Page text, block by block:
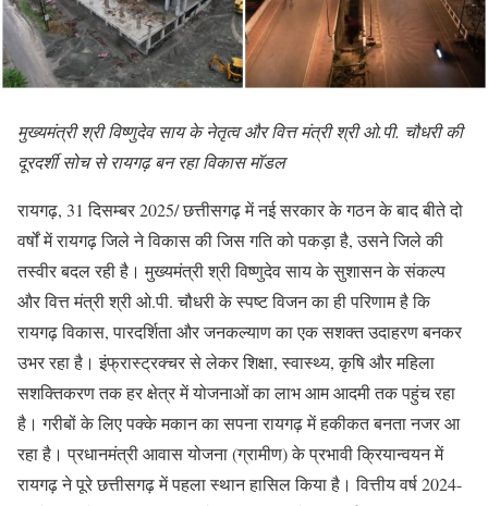
मुख्यमंत्री श्री विष्णुदेव साय के नेतृत्व और वित्त मंत्री श्री ओ.पी. चौधरी की
दूरदर्शी सोच से रायगढ़ बन रहा विकास मॉडल
रायगढ़, 31 दिसम्बर 2025/ छत्तीसगढ़ में नई सरकार के गठन के बाद बीते दो
वर्षों में रायगढ़ जिले ने विकास की जिस गति को पकड़ा है, उसने जिले की
तस्वीर बदल रही है। मुख्यमंत्री श्री विष्णुदेव साय के सुशासन के संकल्प
और वित्त मंत्री श्री ओ.पी. चौधरी के स्पष्ट विजन का ही परिणाम है कि
रायगढ़ विकास, पारदर्शिता और जनकल्याण का एक सशक्त उदाहरण बनकर
उभर रहा है। इंफ्रास्ट्रक्चर से लेकर शिक्षा, स्वास्थ्य, कृषि और महिला
सशक्तिकरण तक हर क्षेत्र में योजनाओं का लाभ आम आदमी तक पहुंच रहा
है। गरीबों के लिए पक्के मकान का सपना रायगढ़ में हकीकत बनता नजर आ
रहा है। प्रधानमंत्री आवास योजना (ग्रामीण) के प्रभावी क्रियान्वयन में
रायगढ़ ने पूरे छत्तीसगढ़ में पहला स्थान हासिल किया है। वित्तीय वर्ष 2024-